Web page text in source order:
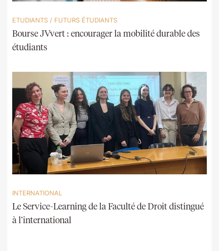
ETUDIANTS / FUTURS ÉTUDIANTS
Bourse JVvert : encourager la mobilité durable des
étudiants
INTERNATIONAL
Le Service-Learning de la Faculté de Droit distingué
à l’international